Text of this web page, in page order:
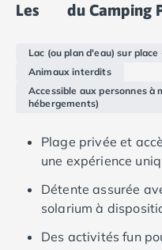
Camping Cancale
Camping Saint-Malo
Camping Morbihan
Camping Auray
Camping Carnac
Camping Locmariaquer
Camping Penestin
Camping Quiberon
Camping Sarzeau
Camping Champagne-
activités organisées
Les du Camping
Lac (ou plan d'eau) sur place
Animaux interdits
Accessible aux personnes à
hébergements)
Plage privée et
une expérience
Détente assurée
solarium à
Des activités fun